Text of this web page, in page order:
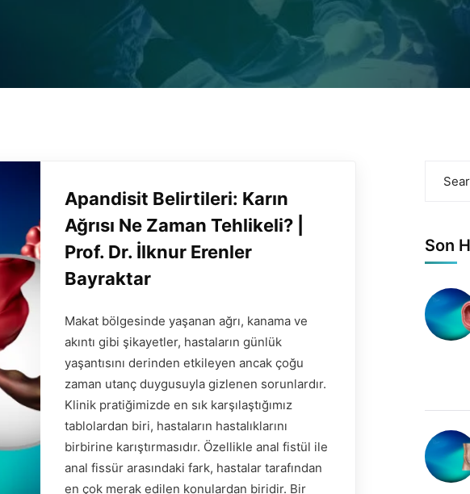
Apandisit Belirtileri: Karın
Ağrısı Ne Zaman Tehlikeli? |
Prof. Dr. İlknur Erenler
Bayraktar
Makat bölgesinde yaşanan ağrı, kanama ve
akıntı gibi şikayetler, hastaların günlük
yaşantısını derinden etkileyen ancak çoğu
zaman utanç duygusuyla gizlenen sorunlardır.
Klinik pratiğimizde en sık karşılaştığımız
tablolardan biri, hastaların hastalıklarını
birbirine karıştırmasıdır. Özellikle anal fistül ile
anal fissür arasındaki fark, hastalar tarafından
en çok merak edilen konulardan biridir. Bir
Son